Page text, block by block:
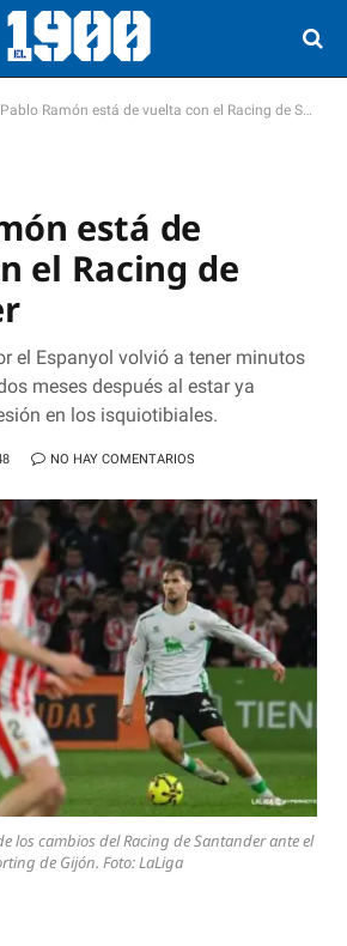
Pablo Ramón está de vuelta con el Racing de Santander
está de
el Racing de
el Espanyol volvió a tener minutos
meses después al estar ya
en los isquiotibiales.
NO HAY COMENTARIOS
los cambios del Racing de Santander ante el
de Gijón. Foto: LaLiga